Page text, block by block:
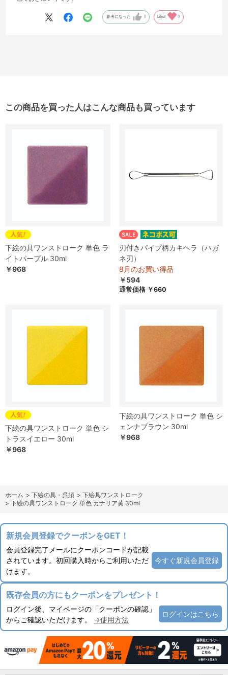
参考になった 0 Like! 0
この商品を買った人はこんな商品も買っています
下絵の具ワンストローク 単色 ラ
イトパープル 30ml
￥968
刃付きパイプ柄カキヘラ（ハガ
ネ刃）
8月のお買い得品
￥594
通常価格￥660
下絵の具ワンストローク 単色 シ
トラスイエロー 30ml
￥968
下絵の具ワンストローク 単色 シ
ェンナブラウン 30ml
￥968
ホーム > 下絵の具・呉須 > 下絵具ワンストローク
> 下絵の具ワンストローク 単色 カナリア黄 30ml
新規会員登録でクーポンをGET！
会員登録完了メールにクーポンコードが記載
されています。初回購入時からご利用いただ
けます。
今すぐ新規会員登録
既存会員の方にもクーポンをプレゼント！
ログイン後、マイページの「クーポンの確認」
からご確認いただけます。 →使用方法
ログインはこちら